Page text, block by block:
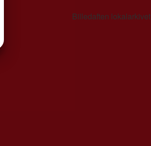
Billedaften lokalarkivet